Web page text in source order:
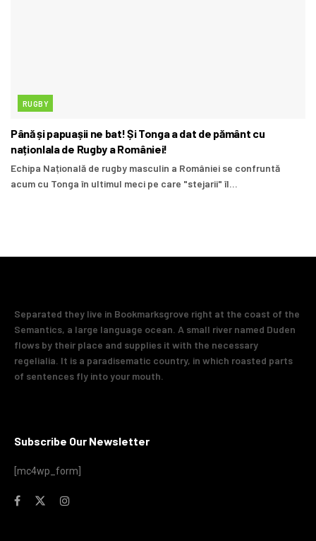
RUGBY
Până și papuașii ne bat! Și Tonga a dat de pământ cu
naționlala de Rugby a României!
Echipa Națională de rugby masculin a României se confruntă
acum cu Tonga în ultimul meci pe care "stejarii" îl...
Separated they live in Bookmarksgrove right at the coast of the
Semantics, a large language ocean. A small river named Duden
flows by their place and supplies it with the necessary
regelialia. It is a paradisematic country, in which roasted parts
of sentences fly into your mouth.
Subscribe Our Newsletter
[mc4wp_form]